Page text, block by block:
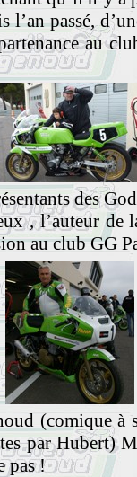
passé,
au
des
de la
au club GG
à ses
par Hubert)
pas !